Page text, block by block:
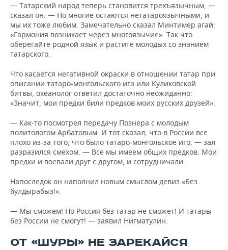
— Татарский народ теперь становится трехъязычным, —
сказал он. — Но многие остаются нетатароязычными, и
мы их тоже любим. Замечательно сказал Минтимер агай:
«Гармония возникает через многоязычие». Так что
оберегайте родной язык и растите молодых со знанием
татарского.
Что касается негативной окраски в отношении татар при
описании татаро-монгольского ига или Куликовской
битвы, океанолог ответил достаточно неожиданно:
«Значит, мои предки били предков моих русских друзей».
— Как-то посмотрел передачу Познера с молодым
политологом Арбатовым. И тот сказал, что в России все
плохо из-за того, что было татаро-монгольское иго, — зал
разразился смехом. — Все мы имеем общих предков. Мои
предки и воевали друг с другом, и сотрудничали.
Напоследок он наполнил новым смыслом девиз «Без
булдырабыз!».
— Мы сможем! Но Россия без татар не сможет! И татары
без России не смогут! — заявил Нигматулин.
ОТ «ШУРЫ» НЕ ЗАРЕКАЙСЯ